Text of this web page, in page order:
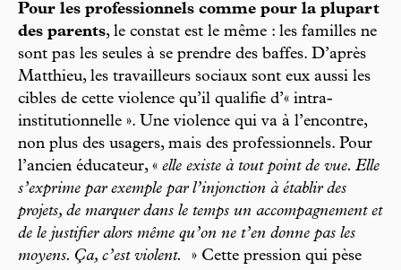
Pour les professionnels comme pour la plupart
des parents, le constat est le même : les familles ne
sont pas les seules à se prendre des baffes. D’après
Matthieu, les travailleurs sociaux sont eux aussi les
cibles de cette violence qu’il qualifie d’« intra-
institutionnelle ». Une violence qui va à l’encontre,
non plus des usagers, mais des professionnels. Pour
l’ancien éducateur, « elle existe à tout point de vue. Elle
s’exprime par exemple par l’injonction à établir des
projets, de marquer dans le temps un accompagnement et
de le justifier alors même qu’on ne t’en donne pas les
moyens. Ça, c’est violent.
» Cette pression qui pèse